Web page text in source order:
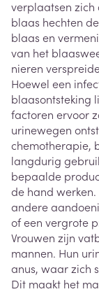
verplaatsen
blaas hechten
blaas en
van het
nieren
Hoewel een
blaasontsteking
factoren ervoor
urinewegen
chemotherapie,
langdurig
bepaalde
de hand
andere
of een vergrote
Vrouwen zijn
mannen. Hun
anus, waar zich
Dit maakt het